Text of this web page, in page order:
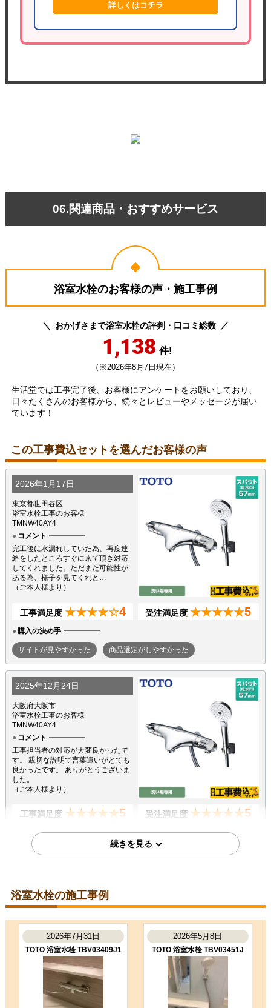
詳しくはコチラ
06.関連商品・おすすめサービス
浴室水栓のお客様の声・施工事例
おかげさまで浴室水栓の評判・口コミ総数
1,138 件!
（※2026年8月7日現在）
生活堂では工事完了後、お客様にアンケートをお願いしており、
日々たくさんのお客様から、続々とレビューやメッセージが届い
ています！
この工事費込セットを選んだお客様の声
2026年1月17日
東京都世田谷区
浴室水栓工事のお客様
TMNW40AY4
コメント
完工後に水漏れしていた為、再度連
絡をしたところすぐに来て頂き対応
してくれました。ただまた可能性が
ある為、様子を見てくれと…
（ご本人様より）
工事満足度 ★★★★☆4 受注満足度 ★★★★★5
購入の決め手
サイトが見やすかった 商品選定がしやすかった
2025年12月24日
大阪府大阪市
浴室水栓工事のお客様
TMNW40AY4
コメント
工事担当者の対応が大変良かったで
す。 親切な説明で言葉遣いがとても
良かったです。 ありがとうございま
した。
（ご本人様より）
工事満足度 ★★★★★5 受注満足度 ★★★★★5
購入の決め手
サイトが見やすかった 価格が安かった
愛知県名古屋市
TMNW40AY4
コメント
少し作業時間がかかったが、丁寧な
施工であった。
（ご本人様より）
浴室水栓の施工事例
2026年7月31日
TOTO 浴室水栓 TBV03409J1
2026年5月8日
TOTO 浴室水栓 TBV03451J